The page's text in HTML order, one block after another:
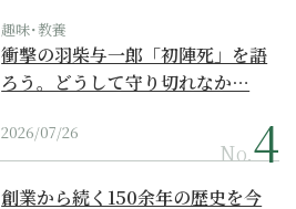
趣味･教養
衝撃の羽柴与一郎「初陣死」を語
ろう。どうして守り切れなか…
2026/07/26
No.
創業から続く150余年の歴史を今